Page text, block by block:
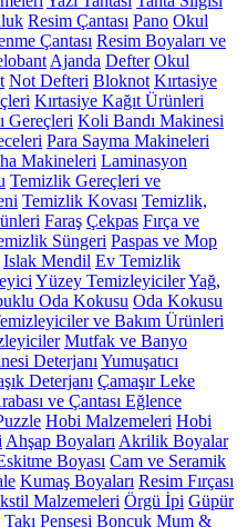
Resim Çantası Pano Okul
Çantası Resim Boyaları ve
Ajanda Defter Okul
Not Defteri Bloknot Kırtasiye
Kırtasiye Kağıt Ürünleri
Gereçleri Koli Bandı Makinesi
Para Sayma Makineleri
Makineleri Laminasyon
Temizlik Gereçleri ve
Temizlik Kovası Temizlik,
Faraş Çekpas Fırça ve
Süngeri Paspas ve Mop
Islak Mendil Ev Temizlik
Yüzey TemizleyicilerYağ,
Oda Kokusu Oda Kokusu
ve Bakım Ürünleri
Mutfak ve Banyo
Deterjanı Yumuşatıcı
Deterjanı Çamaşır Leke
ve Çantası Eğlence
Hobi Malzemeleri Hobi
Ahşap Boyaları Akrilik Boyalar
Boyası Cam ve Seramik
Kumaş Boyaları Resim Fırçası
Malzemeleri Örgü İpi Güpür
Takı Pensesi Boncuk Mum &